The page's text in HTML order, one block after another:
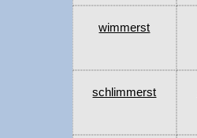
wimmerst
schlimmerst